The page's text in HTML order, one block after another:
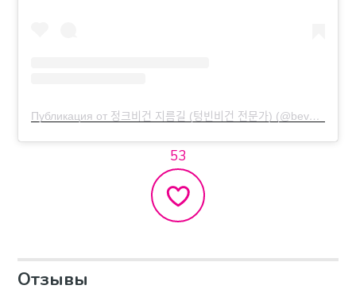
Публикация от 정크비건 지름길 (텅빈비건 전문가) (@bevegan21)
53
Отзывы